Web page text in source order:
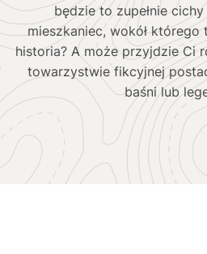
będzie to zupełnie
mieszkaniec, wokół którego
historia? A może przyjdzie Ci
towarzystwie fikcyjnej
baśni lub